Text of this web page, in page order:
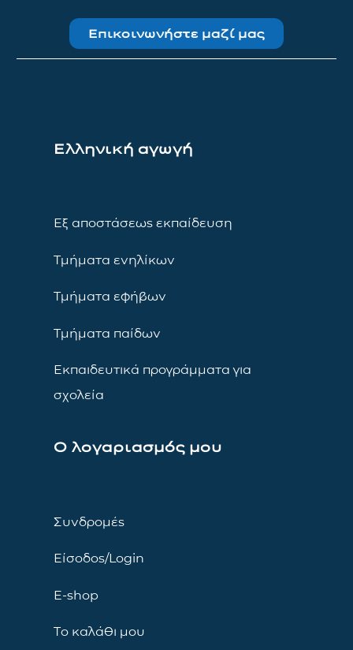
Επικοινωνήστε μαζί μας
Ελληνική αγωγή
Εξ αποστάσεως εκπαίδευση
Τμήματα ενηλίκων
Τμήματα εφήβων
Τμήματα παίδων
Εκπαιδευτικά προγράμματα για
σχολεία
Ο λογαριασμός μου
Συνδρομές
Είσοδος/Login
E-shop
Το καλάθι μου